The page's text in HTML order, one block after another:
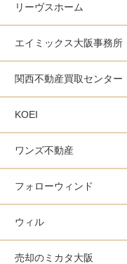
リーヴスホーム
エイミックス大阪事務所
関西不動産買取センター
KOEI
ワンズ不動産
フォローウィンド
ウィル
売却のミカタ大阪